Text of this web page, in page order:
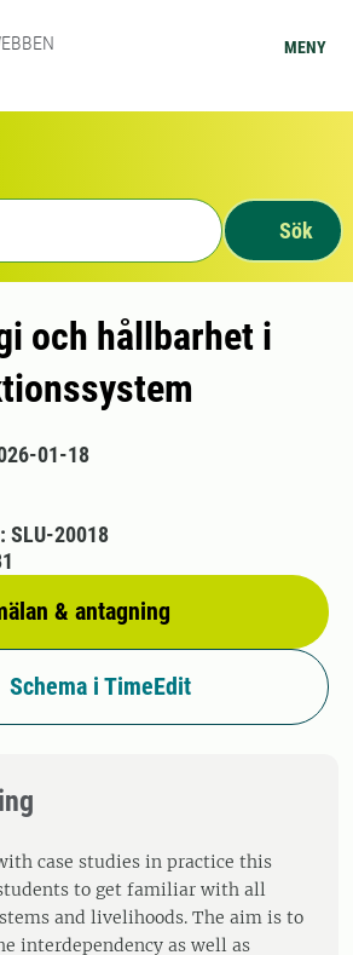
MENY
Sök
och hållbarhet i
01-18
& antagning
SLU-20018
Schema i TimeEdit
case studies in practice this
to get familiar with all
and livelihoods. The aim is to
interdependency as well as